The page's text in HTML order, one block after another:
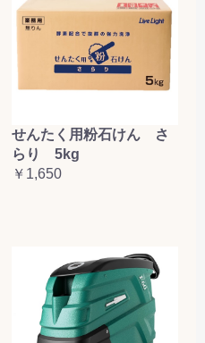
せんたく用粉石けん さ
らり 5kg
￥1,650